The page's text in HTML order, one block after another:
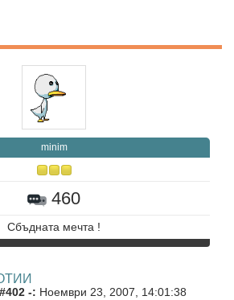
minim
460
Сбъдната мечта !
-: Ноември 23, 2007, 14:01:38